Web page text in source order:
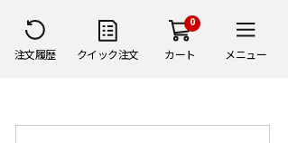
注文履歴 クイック注文
0
カート メニュー